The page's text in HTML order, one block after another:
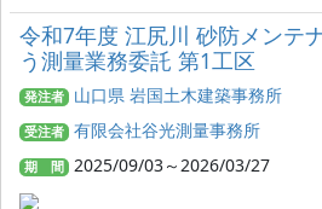
令和7年度 江尻川 砂防メンテ
う測量業務委託 第1工区
発注者 山口県 岩国土木建築事務所
受注者 有限会社谷光測量事務所
期 間 2025/09/03～2026/03/27